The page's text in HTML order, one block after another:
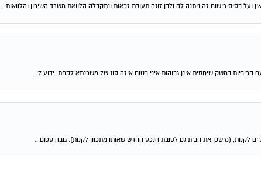
בסיס רישום זה ניתנה לה ולבן זוגה תעודת זכאות ונתקבלה הלוואת משרד השיכון והלוואות...
במשק שיחסית אינן גבוהות איני בטוח איזה סוג של משכנתא לקחת. ידוע לי...
לקנות, (מישכן את הבית גם לטובת הנכס החדש שאותו מתכוון לקנות). גובה סכום...